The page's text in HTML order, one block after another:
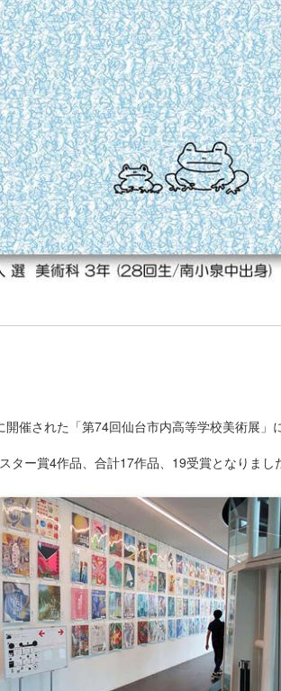
催された「第74回仙台市内高等学校美術展」
ター賞4作品、合計17作品、19受賞となりまし